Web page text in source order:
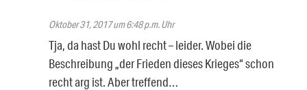
Oktober 31, 2017 um 6:48 p.m. Uhr
Tja, da hast Du wohl recht – leider. Wobei die
Beschreibung „der Frieden dieses Krieges“ schon
recht arg ist. Aber treffend…